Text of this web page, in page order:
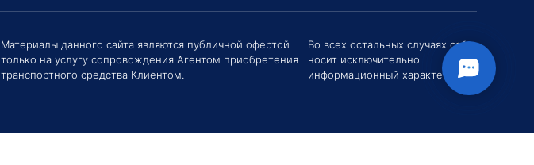
Материалы данного сайта являются публичной офертой
только на услугу сопровождения Агентом приобретения
транспортного средства Клиентом.
Во всех остальных случаях сайт
носит исключительно
информационный характер.
Евгений Хоменко
задать их мне в чат!